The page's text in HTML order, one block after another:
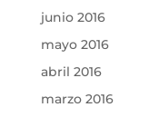
junio 2016
mayo 2016
abril 2016
marzo 2016